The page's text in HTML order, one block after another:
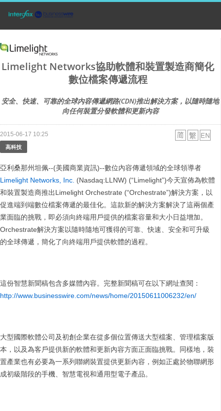
Limelight Networks協助軟體和裝置製造商簡化
數位檔案傳遞流程
安全、快速、可靠的全球內容傳遞網路(CDN)推出解決方案，以隨時隨地
向任何裝置分發軟體和更新內容
2015-06-17 10:25
高科技
亞利桑那州坦佩--(美國商業資訊)--數位內容傳遞領域的全球領導者
Limelight Networks, Inc. (Nasdaq:LLNW) (“Limelight”)今天宣佈為軟體
和裝置製造商推出Limelight Orchestrate (“Orchestrate”)解決方案，以
促進端到端數位檔案傳遞的最佳化。這款新的解決方案解決了這兩個產
業面臨的挑戰，即必須向終端用戶提供的檔案容量和大小日益增加。
Orchestrate解決方案以隨時隨地可獲得的可靠、快速、安全和可升級
的全球傳遞，簡化了向終端用戶提供軟體的過程。
這份智慧新聞稿包含多媒體內容。完整新聞稿可在以下網址查閱：
http://www.businesswire.com/news/home/20150611006232/en/
大型國際軟體公司及初創企業在從多個位置傳送大型檔案、管理檔案版
本，以及為客戶提供新的軟體和更新內容方面正面臨挑戰。同樣地，裝
置產業也有必要為一系列聯網裝置提供更新內容，例如正處於物聯網形
成初級階段的手機、智慧電視和通用型電子產品。